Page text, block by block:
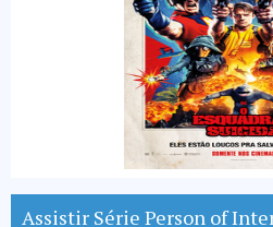
Assistir Série Person of